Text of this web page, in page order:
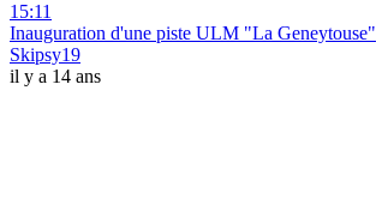
15:11
Inauguration d'une piste ULM "La Geneytouse"
Skipsy19
il y a 14 ans